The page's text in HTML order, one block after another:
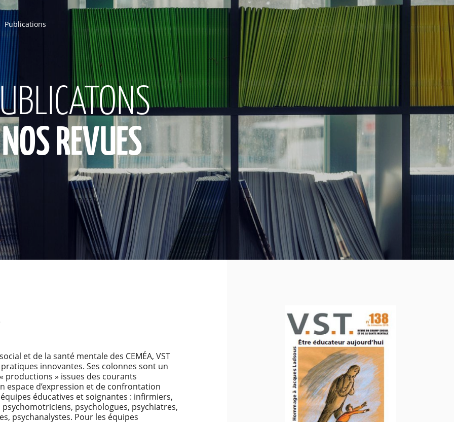
Publications
REVUES
et de la santé mentale des CEMÉA, VST
innovantes. Ses colonnes sont un
productions » issues des courants
espace d’expression et de confrontation
éducatives et soignantes : infirmiers,
psychologues, psychiatres,
psychanalystes. Pour les équipes